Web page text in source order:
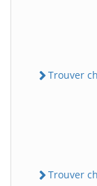
Trouver
Trouver